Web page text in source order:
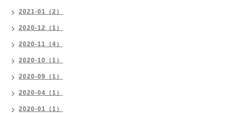
2021-01（2）
2020-12（1）
2020-11（4）
2020-10（1）
2020-09（1）
2020-04（1）
2020-01（1）